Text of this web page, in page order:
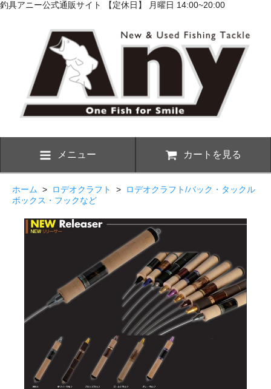
釣具アニー公式通販サイト 【定休日】 月曜日 14:00~20:00
メニュー カートを見る
ホーム > ロデオクラフト >
ロデオクラフト/バック・タックル
ボックス・フックなど